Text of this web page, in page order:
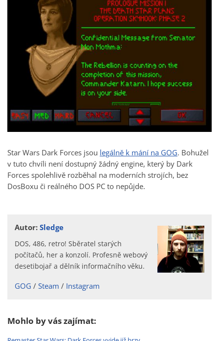
Star Wars Dark Forces jsou legálně k mání na GOG. Bohužel
v tuto chvíli není dostupný žádný engine, který by Dark
Forces spolehlivě rozběhal na moderních strojích, bez
DosBoxu či reálného DOS PC to nepůjde.
Autor:Sledge
DOS, 486, retro! Sběratel starých
počítačů, her a konzolí. Profesně webový
desetibojař a dělník informačního věku.
GOG Steam Instagram
Mohlo by vás zajímat: